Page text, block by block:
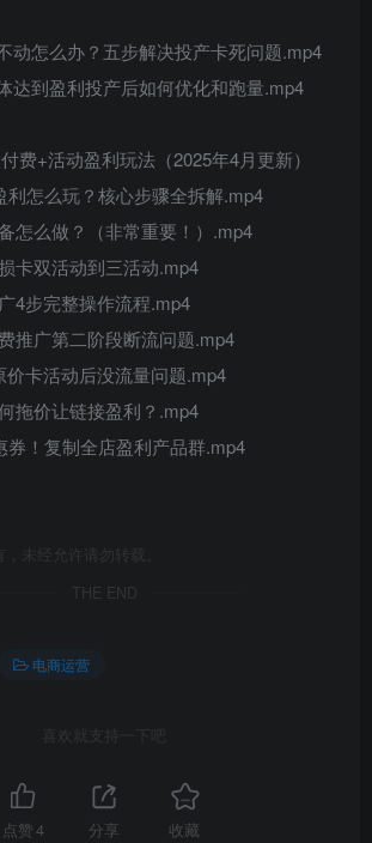
动怎么办？五步解决投产卡死问题.mp4
达到盈利投产后如何优化和跑量.mp4
费+活动盈利玩法（2025年4月更新）
利怎么玩？核心步骤全拆解.mp4
怎么做？（非常重要！）.mp4
卡双活动到三活动.mp4
4步完整操作流程.mp4
推广第二阶段断流问题.mp4
价卡活动后没流量问题.mp4
拖价让链接盈利？.mp4
券！复制全店盈利产品群.mp4
未经允许请勿转载。
THE END
电商运营
喜欢就支持一下吧
点赞4 分享 收藏